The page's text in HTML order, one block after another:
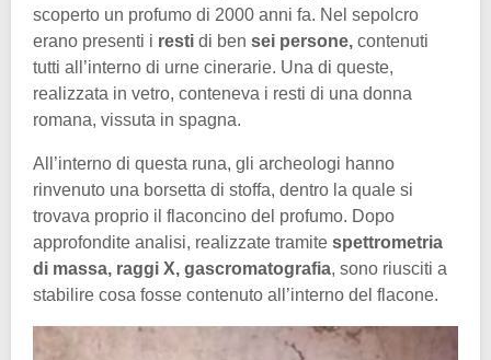
scoperto un profumo di 2000 anni fa. Nel sepolcro
erano presenti i resti di ben sei persone, contenuti
tutti all’interno di urne cinerarie. Una di queste,
realizzata in vetro, conteneva i resti di una donna
romana, vissuta in spagna.
All’interno di questa runa, gli archeologi hanno
rinvenuto una borsetta di stoffa, dentro la quale si
trovava proprio il flaconcino del profumo. Dopo
approfondite analisi, realizzate tramite spettrometria
di massa, raggi X, gascromatografia, sono riusciti a
stabilire cosa fosse contenuto all’interno del flacone.